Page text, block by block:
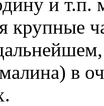
крупные
в